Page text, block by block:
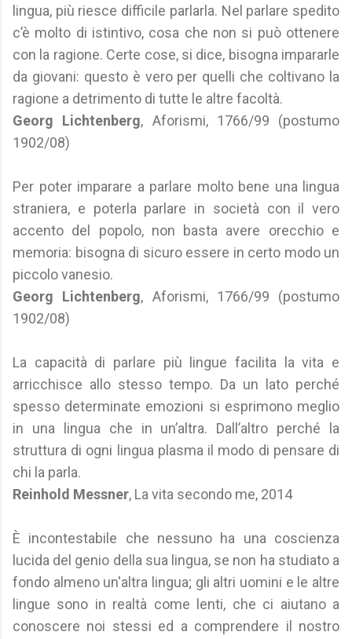
lingua, più riesce difficile parlarla. Nel parlare spedito
c’è molto di istintivo, cosa che non si può ottenere
con la ragione. Certe cose, si dice, bisogna impararle
da giovani: questo è vero per quelli che coltivano la
ragione a detrimento di tutte le altre facoltà.
Georg Lichtenberg, Aforismi, 1766/99 (postumo
1902/08)
Per poter imparare a parlare molto bene una lingua
straniera, e poterla parlare in società con il vero
accento del popolo, non basta avere orecchio e
memoria: bisogna di sicuro essere in certo modo un
piccolo vanesio.
Georg Lichtenberg, Aforismi, 1766/99 (postumo
1902/08)
La capacità di parlare più lingue facilita la vita e
arricchisce allo stesso tempo. Da un lato perché
spesso determinate emozioni si esprimono meglio
in una lingua che in un’altra. Dall’altro perché la
struttura di ogni lingua plasma il modo di pensare di
chi la parla.
Reinhold Messner, La vita secondo me, 2014
È incontestabile che nessuno ha una coscienza
lucida del genio della sua lingua, se non ha studiato a
fondo almeno un'altra lingua; gli altri uomini e le altre
lingue sono in realtà come lenti, che ci aiutano a
conoscere noi stessi ed a comprendere il nostro